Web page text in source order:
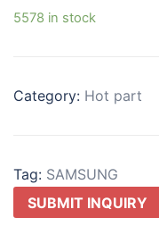
5578 in stock
Category: Hot part
Tag: SAMSUNG
SUBMIT INQUIRY